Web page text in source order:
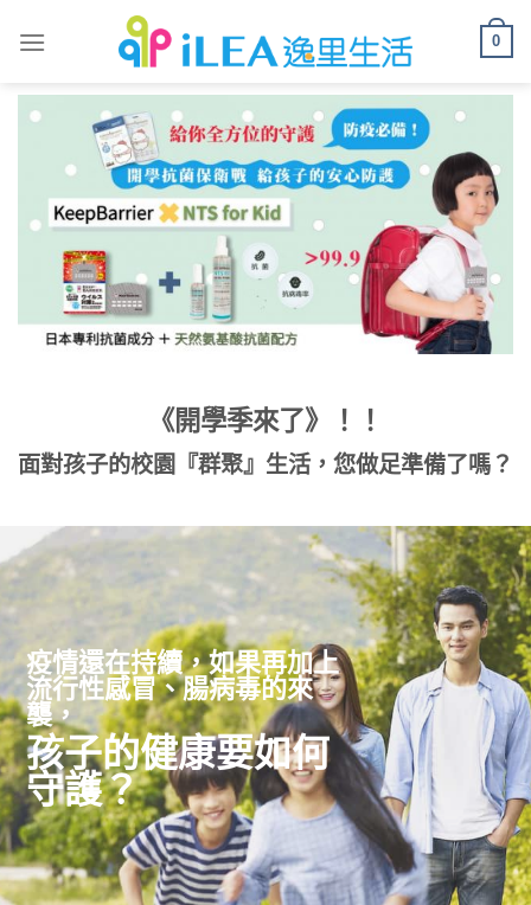
0
《開學季來了》！！
面對孩子的校園『群聚』生活，您做足準備了嗎？
疫情還在持續，如果再加上
流行性感冒、腸病毒的來
襲，
孩子的健康要如何
守護？